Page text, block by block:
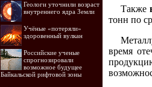
Геологи уточнили возраст
внутреннего ядра Земли
Учёные «потеряли»
здоровенный вулкан
Российские ученые
спрогнозировали
возможное будущее
Байкальской рифтовой зоны
Также
тонн по
время